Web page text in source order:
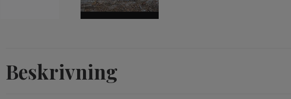
Beskrivning